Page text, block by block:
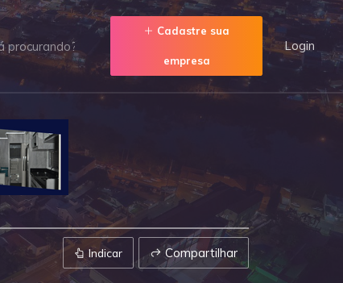
Cadastre sua
empresa
Login
Indicar Compartilhar